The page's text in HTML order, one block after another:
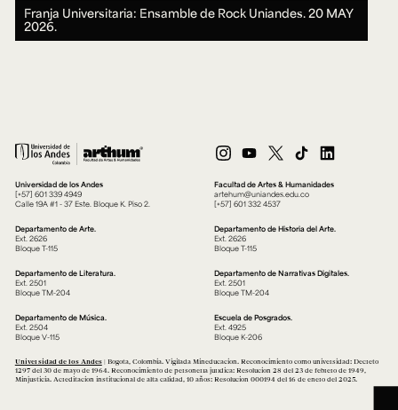
Franja Universitaria: Ensamble de Rock Uniandes.20 MAY
2026.
Universidad de los Andes
[+57] 601 339 4949
Calle 19A #1 - 37 Este. Bloque K. Piso 2.
Facultad de Artes & Humanidades
artehum@uniandes.edu.co
[+57] 601 332 4537
Departamento de Arte.
Ext. 2626
Bloque T-115
Departamento de Historia del Arte.
Ext. 2626
Bloque T-115
Departamento de Literatura.
Ext. 2501
Bloque TM-204
Departamento de Narrativas Digitales.
Ext. 2501
Bloque TM-204
Departamento de Música.
Ext. 2504
Bloque V-115
Escuela de Posgrados.
Ext. 4925
Bloque K-206
Universidad de los Andes| Bogotá, Colombia. Vigilada Mineducación. Reconocimiento como universidad: Decreto
1297 del 30 de mayo de 1964. Reconocimiento de personería jurídica: Resolución 28 del 23 de febrero de 1949,
Minjusticia. Acreditación institucional de alta calidad, 10 años: Resolución 000194 del 16 de enero del 2025.